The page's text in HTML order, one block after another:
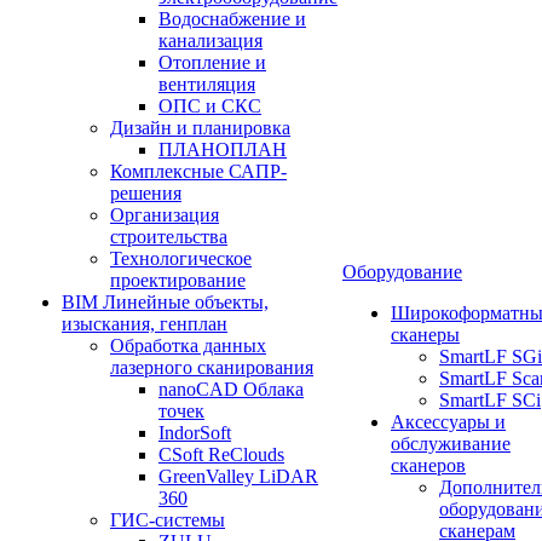
Водоснабжение и
канализация
Отопление и
вентиляция
ОПС и СКС
Дизайн и планировка
ПЛАНОПЛАН
Комплексные САПР-
решения
Организация
строительства
Технологическое
проектирование
BIM Линейные объекты,
изыскания, генплан
Обработка данных
лазерного сканирования
nanoCAD Облака
точек
IndorSoft
CSoft ReClouds
GreenValley LiDAR
360
ГИС-системы
Оборудование
сканеры
SmartLF SGi
SmartLF
SmartLF SCi
Аксессуары и
обслуживание
сканеров
сканерам